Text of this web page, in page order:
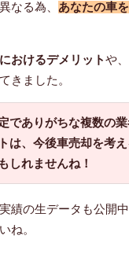
なる為、 あなたの車
おけるデメリットや
きました。
でありがちな複数の
は、今後車売却を考
しれませんね！
績の生データも公開
ね。